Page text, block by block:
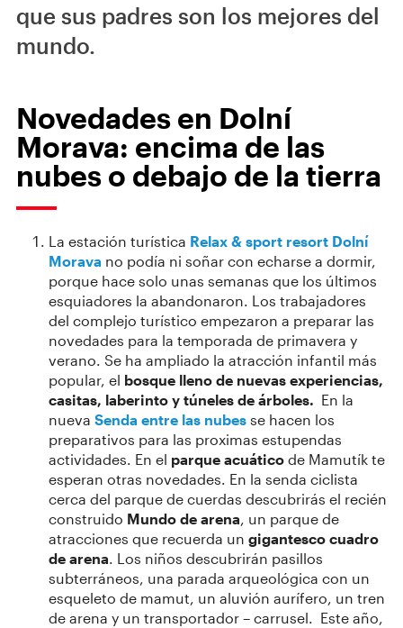
que sus padres son los mejores del
mundo.
Novedades en Dolní
Morava: encima de las
nubes o debajo de la tierra
La estación turística Relax & sport resort Dolní
Morava no podía ni soñar con echarse a dormir,
porque hace solo unas semanas que los últimos
esquiadores la abandonaron. Los trabajadores
del complejo turístico empezaron a preparar las
novedades para la temporada de primavera y
verano. Se ha ampliado la atracción infantil más
popular, el bosque lleno de nuevas experiencias,
casitas, laberinto y túneles de árboles. En la
nueva Senda entre las nubes se hacen los
preparativos para las proximas estupendas
actividades. En el parque acuático de Mamutík te
esperan otras novedades. En la senda ciclista
cerca del parque de cuerdas descubrirás el recién
construido Mundo de arena, un parque de
atracciones que recuerda un gigantesco cuadro
de arena. Los niños descubrirán pasillos
subterráneos, una parada arqueológica con un
esqueleto de mamut, un aluvión aurífero, un tren
de arena y un transportador – carrusel. Este año,